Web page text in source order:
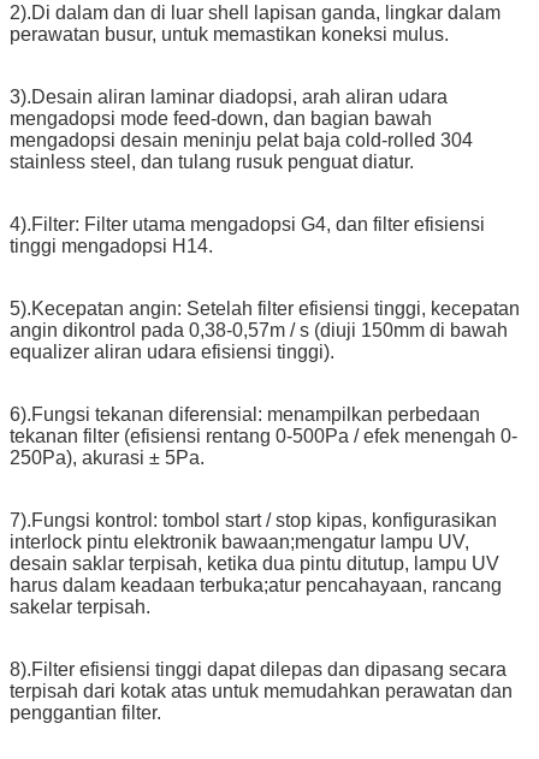
2).Di dalam dan di luar shell lapisan ganda, lingkar dalam
perawatan busur, untuk memastikan koneksi mulus.
3).Desain aliran laminar diadopsi, arah aliran udara
mengadopsi mode feed-down, dan bagian bawah
mengadopsi desain meninju pelat baja cold-rolled 304
stainless steel, dan tulang rusuk penguat diatur.
4).Filter: Filter utama mengadopsi G4, dan filter efisiensi
tinggi mengadopsi H14.
5).Kecepatan angin: Setelah filter efisiensi tinggi, kecepatan
angin dikontrol pada 0,38-0,57m / s (diuji 150mm di bawah
equalizer aliran udara efisiensi tinggi).
6).Fungsi tekanan diferensial: menampilkan perbedaan
tekanan filter (efisiensi rentang 0-500Pa / efek menengah 0-
250Pa), akurasi ± 5Pa.
7).Fungsi kontrol: tombol start / stop kipas, konfigurasikan
interlock pintu elektronik bawaan;mengatur lampu UV,
desain saklar terpisah, ketika dua pintu ditutup, lampu UV
harus dalam keadaan terbuka;atur pencahayaan, rancang
sakelar terpisah.
8).Filter efisiensi tinggi dapat dilepas dan dipasang secara
terpisah dari kotak atas untuk memudahkan perawatan dan
penggantian filter.